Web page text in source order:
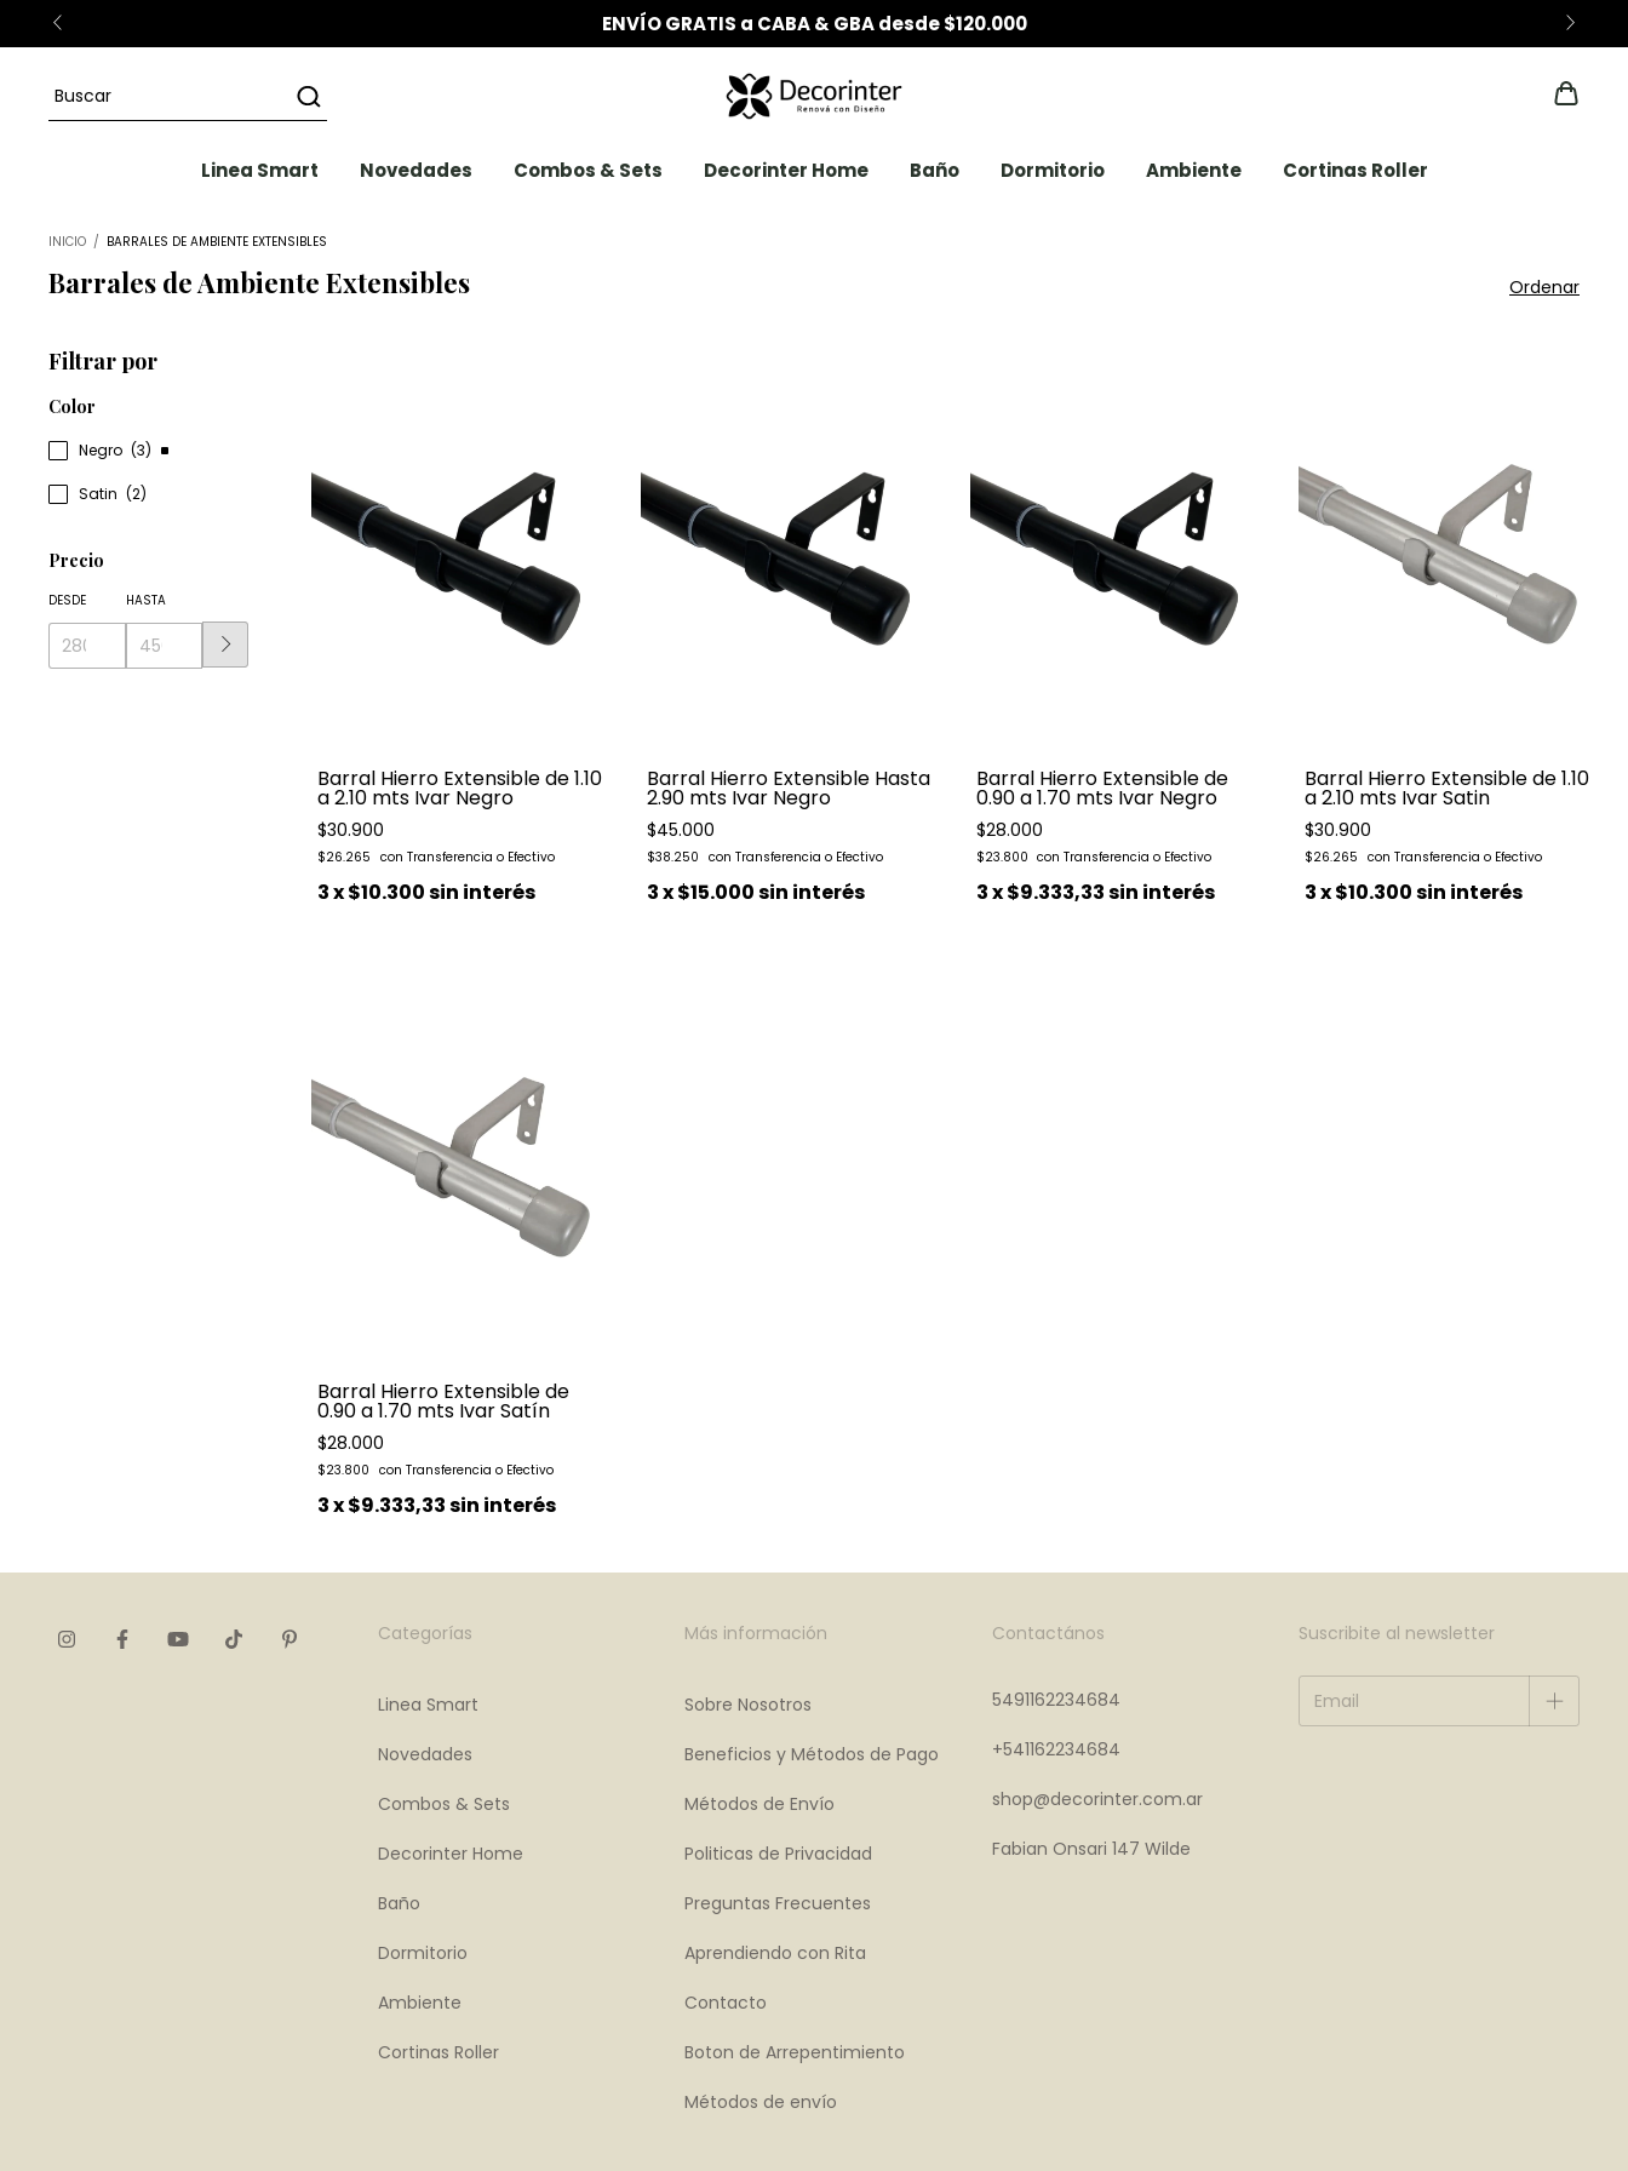
6 CUOTAS SIN INTERÉS desde $200.000
Linea Smart Novedades Combos & Sets Decorinter Home Baño Dormitorio Ambiente Cortinas Roller
INICIO / BARRALES DE AMBIENTE EXTENSIBLES
Barrales de Ambiente Extensibles Ordenar
Filtrar por
Color
Negro (3)
Satin (2)
Precio
DESDE HASTA
Barral Hierro Extensible de 1.10
a 2.10 mts Ivar Negro
$30.900
$26.265
3x$10.300sin interés
Barral Hierro Extensible Hasta
2.90 mts Ivar Negro
$45.000
$38.250
3x$15.000sin interés
Barral Hierro Extensible de
0.90 a 1.70 mts Ivar Negro
$28.000
$23.800
3x$9.333,33sin interés
Barral Hierro Extensible de 1.10
a 2.10 mts Ivar Satin
$30.900
$26.265
3x$10.300sin interés
Barral Hierro Extensible de
0.90 a 1.70 mts Ivar Satín
$28.000
$23.800
3x$9.333,33sin interés
Categorías
Linea Smart
Novedades
Combos & Sets
Decorinter Home
Baño
Dormitorio
Ambiente
Cortinas Roller
Más información
Sobre Nosotros
Beneficios y Métodos de Pago
Métodos de Envío
Politicas de Privacidad
Preguntas Frecuentes
Aprendiendo con Rita
Contacto
Boton de Arrepentimiento
Métodos de envío
Contactános
5491162234684
+541162234684
shop@decorinter.com.ar
Fabian Onsari 147 Wilde
Suscribite al newsletter